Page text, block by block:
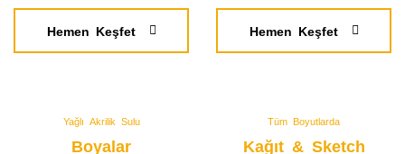
Hemen Keşfet Hemen Keşfet
Yağlı Akrilik Sulu
Boyalar
Tüm Boyutlarda
Kağıt & Sketch